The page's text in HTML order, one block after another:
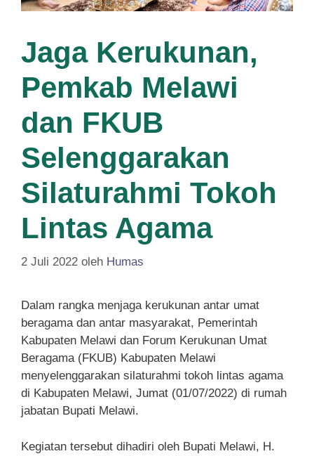
Jaga Kerukunan,
Pemkab Melawi
dan FKUB
Selenggarakan
Silaturahmi Tokoh
Lintas Agama
2 Juli 2022 oleh Humas
Dalam rangka menjaga kerukunan antar umat
beragama dan antar masyarakat, Pemerintah
Kabupaten Melawi dan Forum Kerukunan Umat
Beragama (FKUB) Kabupaten Melawi
menyelenggarakan silaturahmi tokoh lintas agama
di Kabupaten Melawi, Jumat (01/07/2022) di rumah
jabatan Bupati Melawi.
Kegiatan tersebut dihadiri oleh Bupati Melawi, H.